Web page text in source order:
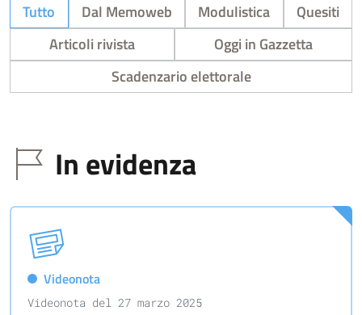
Tutto Dal Memoweb Modulistica
Quesiti
Articoli rivista
Oggi in Gazzetta
Scadenzario elettorale
In evidenza
Videonota
Videonota del 27 marzo 2025